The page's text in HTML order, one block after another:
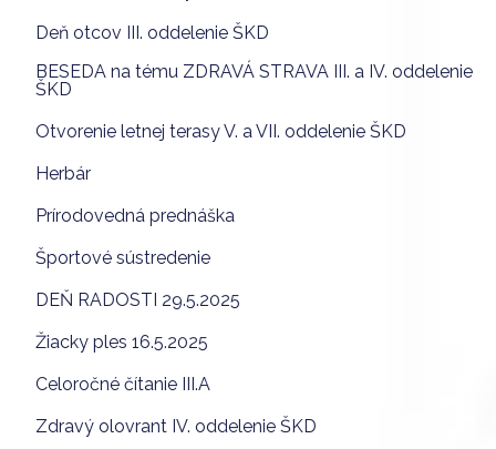
Deň otcov III. oddelenie ŠKD
BESEDA na tému ZDRAVÁ STRAVA III. a IV. oddelenie
ŠKD
Otvorenie letnej terasy V. a VII. oddelenie ŠKD
Herbár
Prírodovedná prednáška
Športové sústredenie
DEŇ RADOSTI 29.5.2025
Žiacky ples 16.5.2025
Celoročné čítanie III.A
Zdravý olovrant IV. oddelenie ŠKD